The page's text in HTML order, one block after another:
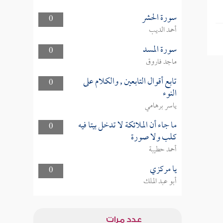
0 سورة الحشر
أحمد الديب
0
سورة المسد
ماجد فاروق
0
تابع أقوال التابعين , والكلام على
النوء
ياسر برهامي
0
ما جاء أن الملائكة لا تدخل بيتا فيه
كلب ولا صورة
أحمد حطيبة
0
يا مركزي
أبو عبد الملك
عدد مرات